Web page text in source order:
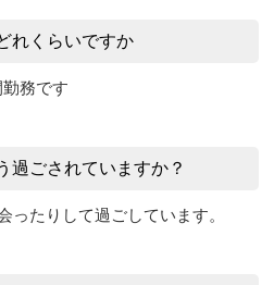
れくらいですか
務です
過ごされていますか？
ったりして過ごしています。